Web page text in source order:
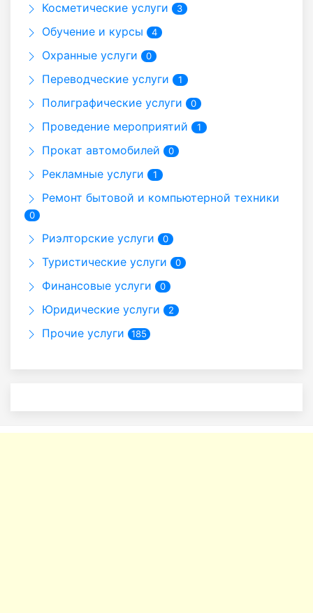
Косметические услуги 3
Обучение и курсы 4
Охранные услуги 0
Переводческие услуги 1
Полиграфические услуги 0
Проведение мероприятий 1
Прокат автомобилей 0
Рекламные услуги 1
Ремонт бытовой и компьютерной техники
0
Риэлторские услуги 0
Туристические услуги 0
Финансовые услуги 0
Юридические услуги 2
Прочие услуги 185